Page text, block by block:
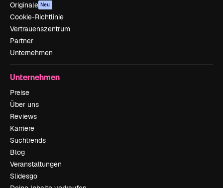
Originale Neu
Cookie-Richtlinie
Vertrauenszentrum
Partner
Unternehmen
Unternehmen
Preise
Über uns
Reviews
Karriere
Suchtrends
Blog
Veranstaltungen
Slidesgo